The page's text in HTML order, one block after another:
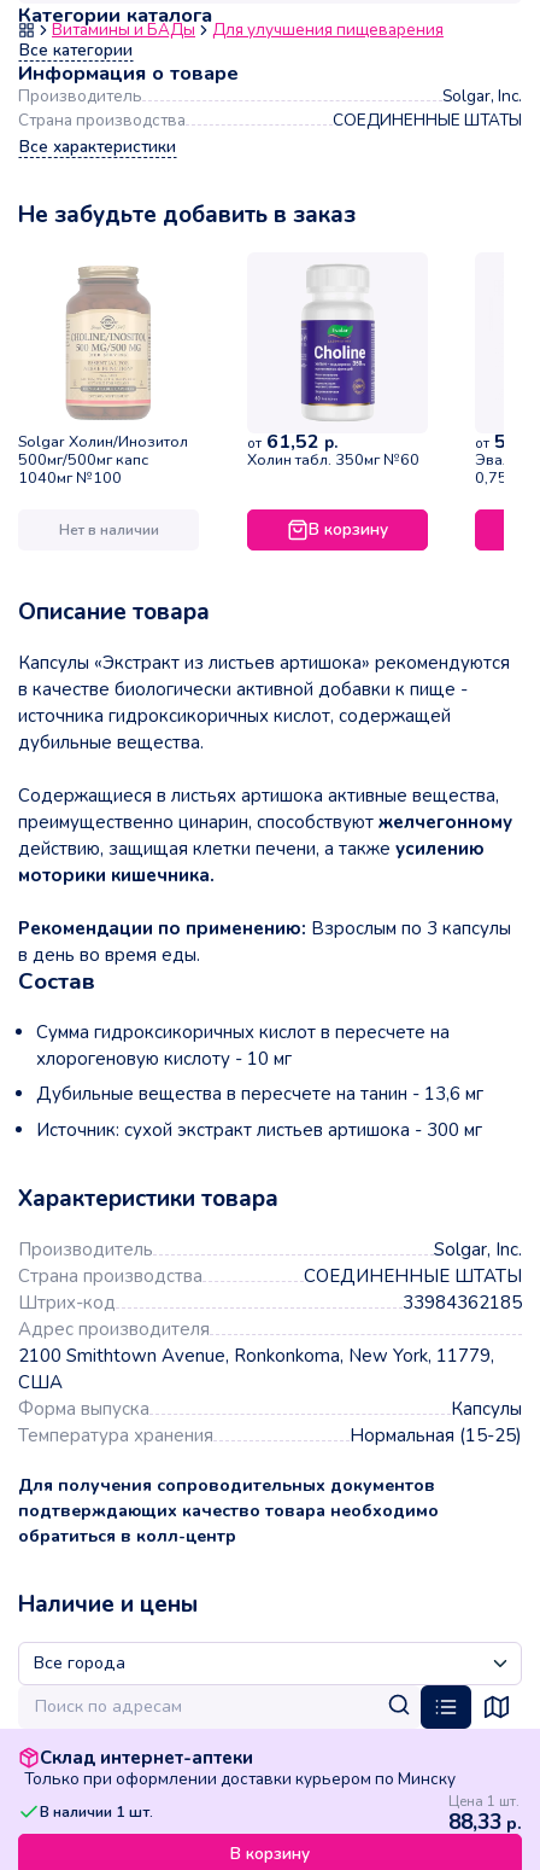
Категории каталога
Витамины и БАДы
Для улучшения пищеварения
Все категории
Информация о товаре
Производитель
Solgar, Inc.
Страна производства
СОЕДИНЕННЫЕ ШТАТЫ
Все характеристики
Не забудьте добавить в заказ
Solgar Холин/Инозитол
500мг/500мг капс
1040мг №100
Нет в наличии
от 61,52 р.
Холин табл. 350мг №60
В корзину
от
Эвалар
0,75г
Описание товара
Капсулы «Экстракт из листьев артишока» рекомендуются
в качестве биологически активной добавки к пище -
источника гидроксикоричных кислот, содержащей
дубильные вещества.
Содержащиеся в листьях артишока активные вещества,
преимущественно цинарин, способствуют желчегонному
действию, защищая клетки печени, а также усилению
моторики кишечника.
Рекомендации по применению: Взрослым по 3 капсулы
в день во время еды.
Состав
Сумма гидроксикоричных кислот в пересчете на
хлорогеновую кислоту - 10 мг
Дубильные вещества в пересчете на танин - 13,6 мг
Источник: сухой экстракт листьев артишока - 300 мг
Характеристики товара
Производитель
Solgar, Inc.
Страна производства
СОЕДИНЕННЫЕ ШТАТЫ
Штрих-код
33984362185
Адрес производителя
2100 Smithtown Avenue, Ronkonkoma, New York, 11779,
США
Форма выпуска
Капсулы
Температура хранения
Нормальная (15-25)
Для получения сопроводительных документов
подтверждающих качество товара необходимо
обратиться в колл-центр
Наличие и цены
Склад интернет-аптеки
Только при оформлении доставки курьером по Минску
В наличии 1 шт. Цена 1 шт.
88,33 р.
В корзину